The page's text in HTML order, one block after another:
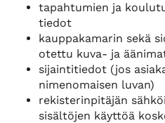
tapahtumien ja
tiedot
kauppakamarin sekä
otettu kuva- ja
sijaintitiedot (jos
nimenomaisen luvan)
rekisterinpitäjän
sisältöjen käyttöä